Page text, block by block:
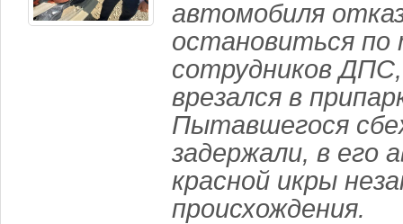
автомобиля
остановиться по
сотрудников ДПС,
врезался в
Пытавшегося
задержали, в его
красной икры
происхождения.